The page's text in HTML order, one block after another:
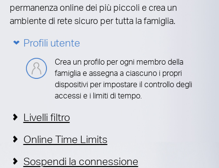
permanenza online dei più piccoli e crea un
ambiente di rete sicuro per tutta la famiglia.
Profili utente
Crea un profilo per ogni membro della
famiglia e assegna a ciascuno i propri
dispositivi per impostare il controllo degli
accessi e i limiti di tempo.
Livelli filtro
Online Time Limits
Sospendi la connessione